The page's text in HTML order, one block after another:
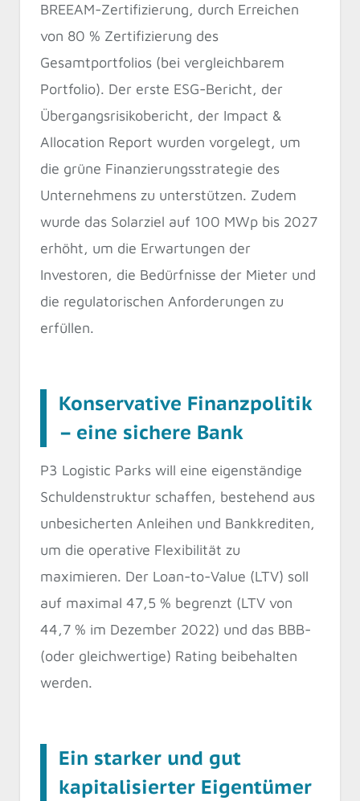
BREEAM-Zertifizierung, durch Erreichen
von 80 % Zertifizierung des
Gesamtportfolios (bei vergleichbarem
Portfolio). Der erste ESG-Bericht, der
Übergangsrisikobericht, der Impact &
Allocation Report wurden vorgelegt, um
die grüne Finanzierungsstrategie des
Unternehmens zu unterstützen. Zudem
wurde das Solarziel auf 100 MWp bis 2027
erhöht, um die Erwartungen der
Investoren, die Bedürfnisse der Mieter und
die regulatorischen Anforderungen zu
erfüllen.
Konservative Finanzpolitik
– eine sichere Bank
P3 Logistic Parks will eine eigenständige
Schuldenstruktur schaffen, bestehend aus
unbesicherten Anleihen und Bankkrediten,
um die operative Flexibilität zu
maximieren. Der Loan-to-Value (LTV) soll
auf maximal 47,5 % begrenzt (LTV von
44,7 % im Dezember 2022) und das BBB-
(oder gleichwertige) Rating beibehalten
werden.
Ein starker und gut
kapitalisierter Eigentümer